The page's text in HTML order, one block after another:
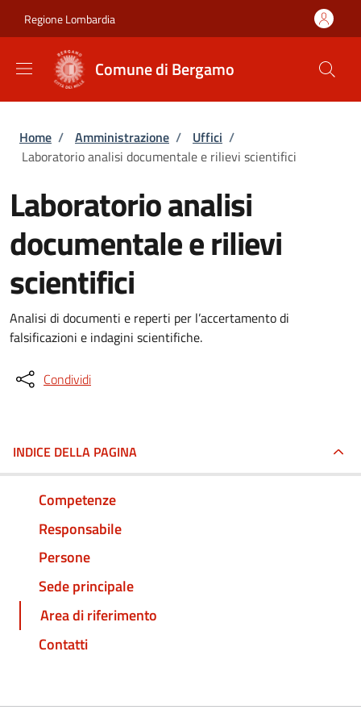
Regione Lombardia
Comune di Bergamo
Briciole di pane
Home / Amministrazione / Uffici /
Laboratorio analisi documentale e rilievi scientifici
Laboratorio analisi
documentale e rilievi
scientifici
Analisi di documenti e reperti per l’accertamento di
falsificazioni e indagini scientifiche.
Condividi
INDICE DELLA PAGINA
Competenze
Responsabile
Persone
Sede principale
Area di riferimento
Contatti